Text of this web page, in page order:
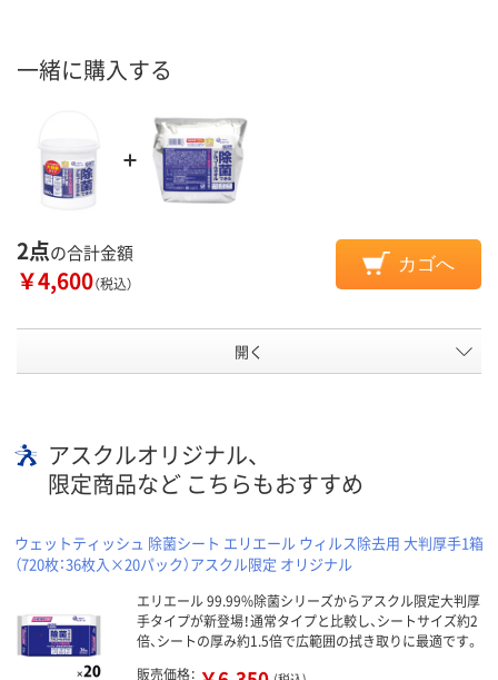
一緒に購入する
2点の合計金額
￥4,600（税込）
カゴへ
開く
アスクルオリジナル、
限定商品など こちらもおすすめ
ウェットティッシュ 除菌シート エリエール ウィルス除去用 大判厚手1箱
（720枚：36枚入×20パック）アスクル限定 オリジナル
エリエール 99.99%除菌シリーズからアスクル限定大判厚
手タイプが新登場！通常タイプと比較し、シートサイズ約2
倍、シートの厚み約1.5倍で広範囲の拭き取りに最適です。
販売価格：